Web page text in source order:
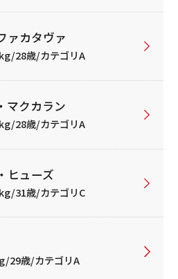
ァカタヴァ
28歳/カテゴリA
マクカラン
28歳/カテゴリA
ヒューズ
31歳/カテゴリC
29歳/カテゴリA